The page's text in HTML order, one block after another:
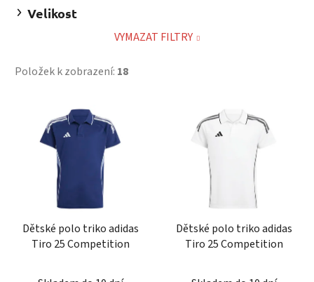
Velikost
VYMAZAT FILTRY
Položek k zobrazení: 18
Dětské polo triko adidas
Tiro 25 Competition
Dětské polo triko adidas
Tiro 25 Competition